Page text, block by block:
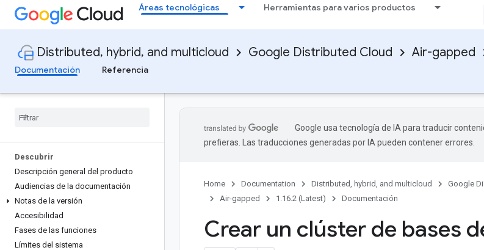
Áreas tecnológicas Herramientas para varios productos
Distributed, hybrid, and multicloud Google Distributed Cloud Air-gapped
Documentación
Referencia
Descubrir
Descripción general del producto
Audiencias de la documentación
Notas de la versión
Accesibilidad
Fases de las funciones
Límites del sistema
Google usa tecnología de IA para traducir
prefieras. Las traducciones generadas por IA pueden contener errores.
Home Documentation Distributed, hybrid, and multicloud
Google
Air-gapped
1.16.2 (Latest) Documentación
Crear un clúster de bases